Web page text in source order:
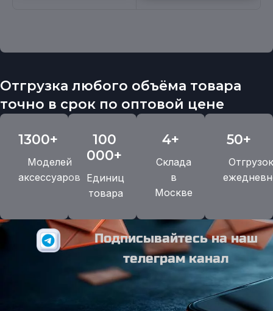
Отгрузка любого объёма товара
точно в срок по оптовой цене
1300+
Моделей
аксессуаров
100
000+
Единиц
товара
4+
Склада
в
Москве
50+
Отгрузок
Подписывайтесь на наш
телеграм канал